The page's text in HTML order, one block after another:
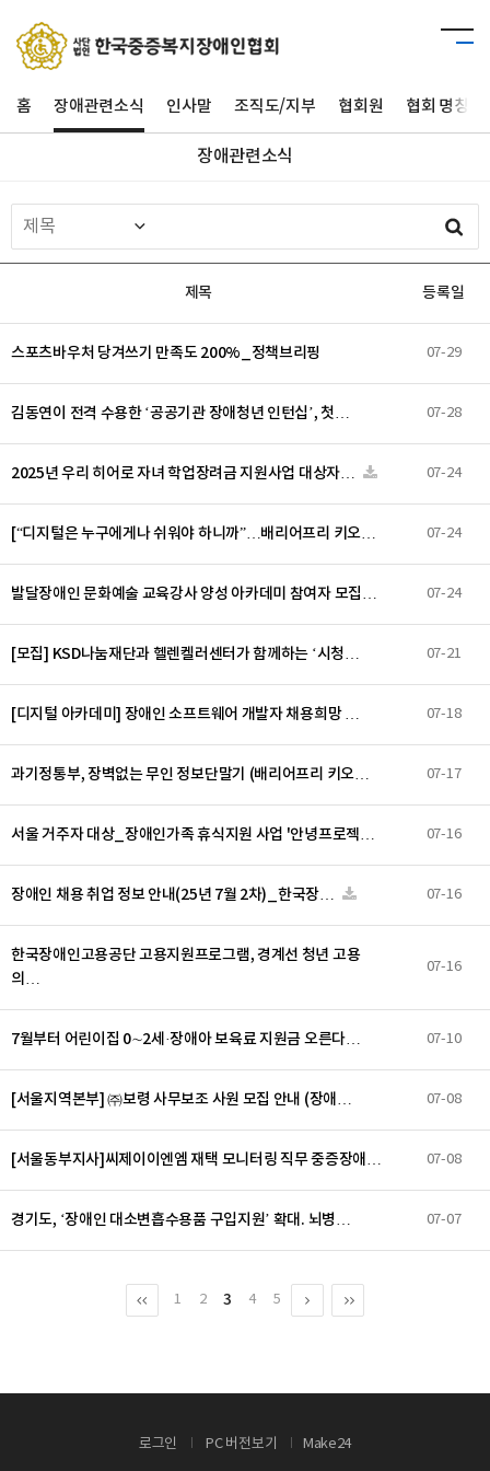
홈 장애관련소식 인사말 조직도/지부 협회원 협회 명칭
장애관련소식
제목 등록일
스포츠바우처 당겨쓰기 만족도 200%_정책브리핑 07-29
김동연이 전격 수용한 ‘공공기관 장애청년 인턴십’, 첫… 07-28
2025년 우리 히어로 자녀 학업장려금 지원사업 대상자… 07-24
[“디지털은 누구에게나 쉬워야 하니까”…배리어프리 키오… 07-24
발달장애인 문화예술 교육강사 양성 아카데미 참여자 모집… 07-24
[모집] KSD나눔재단과 헬렌켈러센터가 함께하는 ‘시청… 07-21
[디지털 아카데미] 장애인 소프트웨어 개발자 채용희망 … 07-18
과기정통부, 장벽없는 무인 정보단말기 (배리어프리 키오… 07-17
서울 거주자 대상_장애인가족 휴식지원 사업 '안녕프로젝… 07-16
장애인 채용 취업 정보 안내(25년 7월 2차)_한국장… 07-16
한국장애인고용공단 고용지원프로그램, 경계선 청년 고용
의…
07-16
7월부터 어린이집 0∼2세·장애아 보육료 지원금 오른다… 07-10
[서울지역본부] ㈜보령 사무보조 사원 모집 안내 (장애… 07-08
[서울동부지사]씨제이이엔엠 재택 모니터링 직무 중증장애… 07-08
경기도, ‘장애인 대소변흡수용품 구입지원’ 확대. 뇌병… 07-07
1 2 3 4 5
로그인 PC 버전보기 Make24